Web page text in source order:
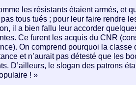
les résistants étaient armés, et
tous tués ; pour leur faire rendre
il a bien fallu leur accorder
Ce furent les acquis du CNR
On comprend pourquoi la classe
et n’aurait pas détesté que les
D’ailleurs, le slogan des patrons
! »